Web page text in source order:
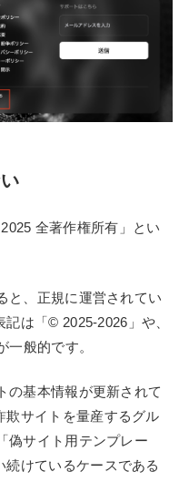
全著作権所有」とい
と、正規に運営されてい
は「© 2025-2026」や、
般的です。
の基本情報が更新されて
欺サイトを量産するグル
偽サイト用テンプレー
続けているケースである